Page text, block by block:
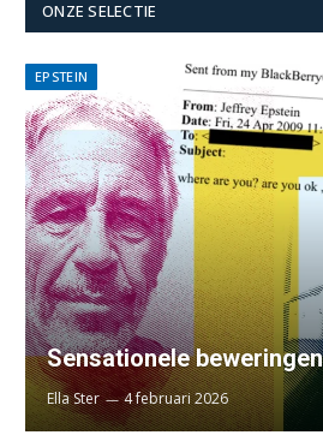
ONZE SELECTIE
EPSTEIN
Sensationele
Ella Ster 4 februari 2026